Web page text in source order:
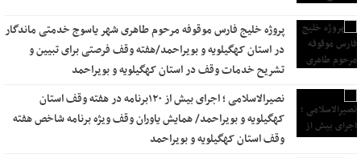
پروژه خلیج فارس موقوفه مرحوم طاهری شهر یاسوج خدمتی ماندگار
در استان کهگیلویه و بویراحمد/هفته وقف فرصتی برای تبیین و
تشریح خدمات وقف در استان کهگیلویه و بویراحمد
نصیرالاسلامی ؛ اجرای بیش از ۱۲۰برنامه در هفته وقف استان
کهگیلویه و بویراحمد/ همایش یاوران وقف ویژه برنامه شاخص هفته
وقف استان کهگیلویه و بویراحمد